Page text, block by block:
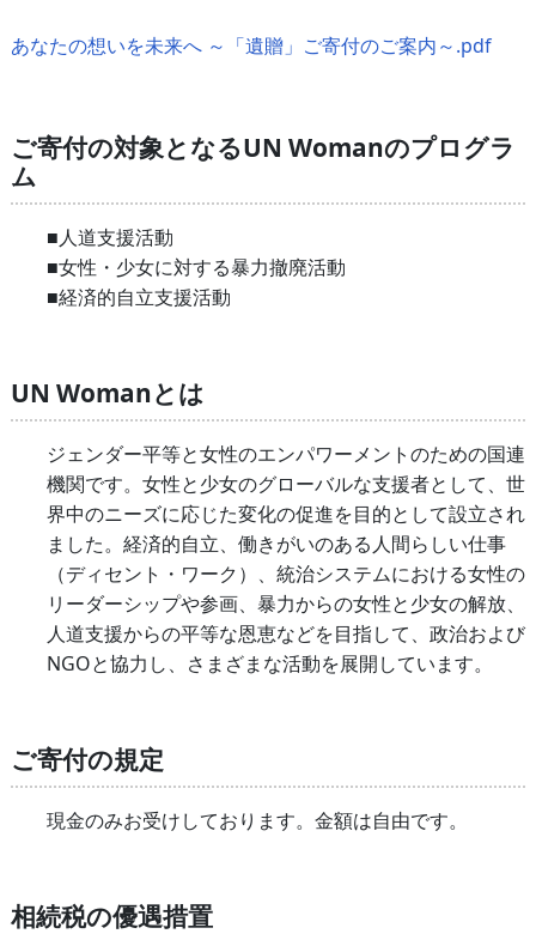
あなたの想いを未来へ ～「遺贈」ご寄付のご案内～.pdf
ご寄付の対象となるUN Womanのプログラ
ム
■人道支援活動
■女性・少女に対する暴力撤廃活動
■経済的自立支援活動
UN Womanとは
ジェンダー平等と女性のエンパワーメントのための国連
機関です。女性と少女のグローバルな支援者として、世
界中のニーズに応じた変化の促進を目的として設立され
ました。経済的自立、働きがいのある人間らしい仕事
（ディセント・ワーク）、統治システムにおける女性の
リーダーシップや参画、暴力からの女性と少女の解放、
人道支援からの平等な恩恵などを目指して、政治および
NGOと協力し、さまざまな活動を展開しています。
ご寄付の規定
現金のみお受けしております。金額は自由です。
相続税の優遇措置